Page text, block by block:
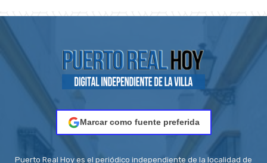
Marcar como fuente preferida
Puerto Real Hoy es el periódico independiente de la localidad de